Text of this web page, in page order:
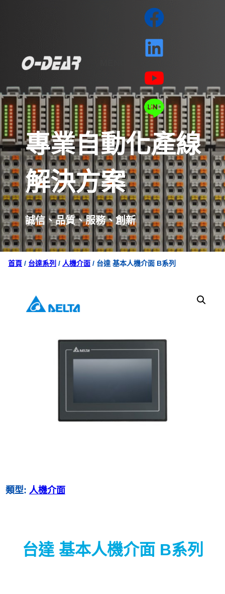
專業自動化產線
解決方案
誠信、品質、服務、創新
首頁 / 台達系列 / 人機介面 / 台達 基本人機介面 B系列
類型: 人機介面
台達 基本人機介面 B系列